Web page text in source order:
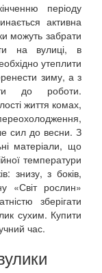
періоду
активна
можуть забрати
на вулиці, в
утеплити
зиму, а з
до роботи.
життя комах,
сил до весни. З
матеріали, що
температури
знизу, з боків,
«Світ рослин»
зберігати
сухим. Купити
час.